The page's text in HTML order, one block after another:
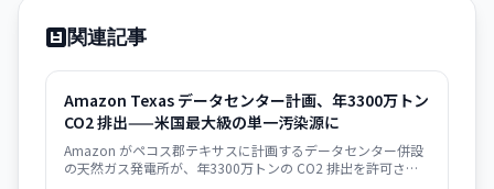
関連記事
Amazon Texas データセンター計画、年3300万トン
CO2 排出——米国最大級の単一汚染源に
Amazon がペコス郡テキサスに計画するデータセンター併設
の天然ガス発電所が、年3300万トンの CO2 排出を許可さ